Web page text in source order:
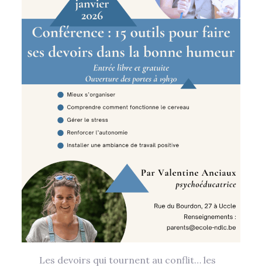
Les devoirs qui tournent au conflit… les